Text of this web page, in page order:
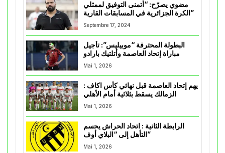
مضوي يصرّح: “أتمنى التوفيق لممثلي
الكرة الجزائرية في المسابقات القارية”
Septembre 17, 2024
البطولة المحترفة “موبيليس”: تأجيل
مباراة إتحاد العاصمة وأتلتيك بارادو
Mai 1, 2026
يهم إتحاد العاصمة قبل نهائي كأس اكاف :
Mai 1, 2026
الرابطة الثانية : اتحاد الحراش يحسم
التأهل إلى “البلاي أوف”
Mai 1, 2026